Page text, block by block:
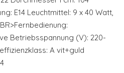
E14 Leuchtmittel: 9 x 40 Watt,
Betriebsspannung (V): 220-
A vit+guld